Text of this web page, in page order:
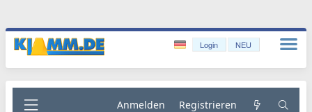
Login NEU
Anmelden Registrieren